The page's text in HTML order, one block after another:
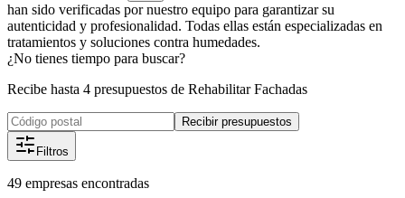
han sido verificadas por nuestro equipo para garantizar su
autenticidad y profesionalidad. Todas ellas están especializadas en
tratamientos y soluciones contra humedades.
¿No tienes tiempo para buscar?
Recibe hasta 4 presupuestos de Rehabilitar Fachadas
Recibir presupuestos
Filtros
49 empresas encontradas